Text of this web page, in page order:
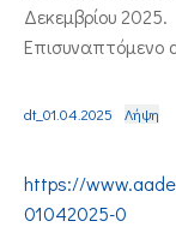
Δεκεμβρίου 2025.
Επισυναπτόμενο
dt_01.04.2025 Λήψη
https://
01042025-0